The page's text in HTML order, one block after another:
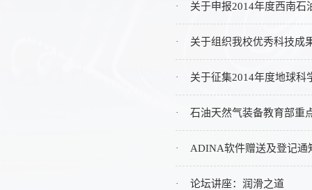
· 关于申报2014年度西南石
· 关于组织我校优秀科技成
· 关于征集2014年度地球科
· 石油天然气装备教育部重
· ADINA软件赠送及登记通
· 论坛讲座：润滑之道